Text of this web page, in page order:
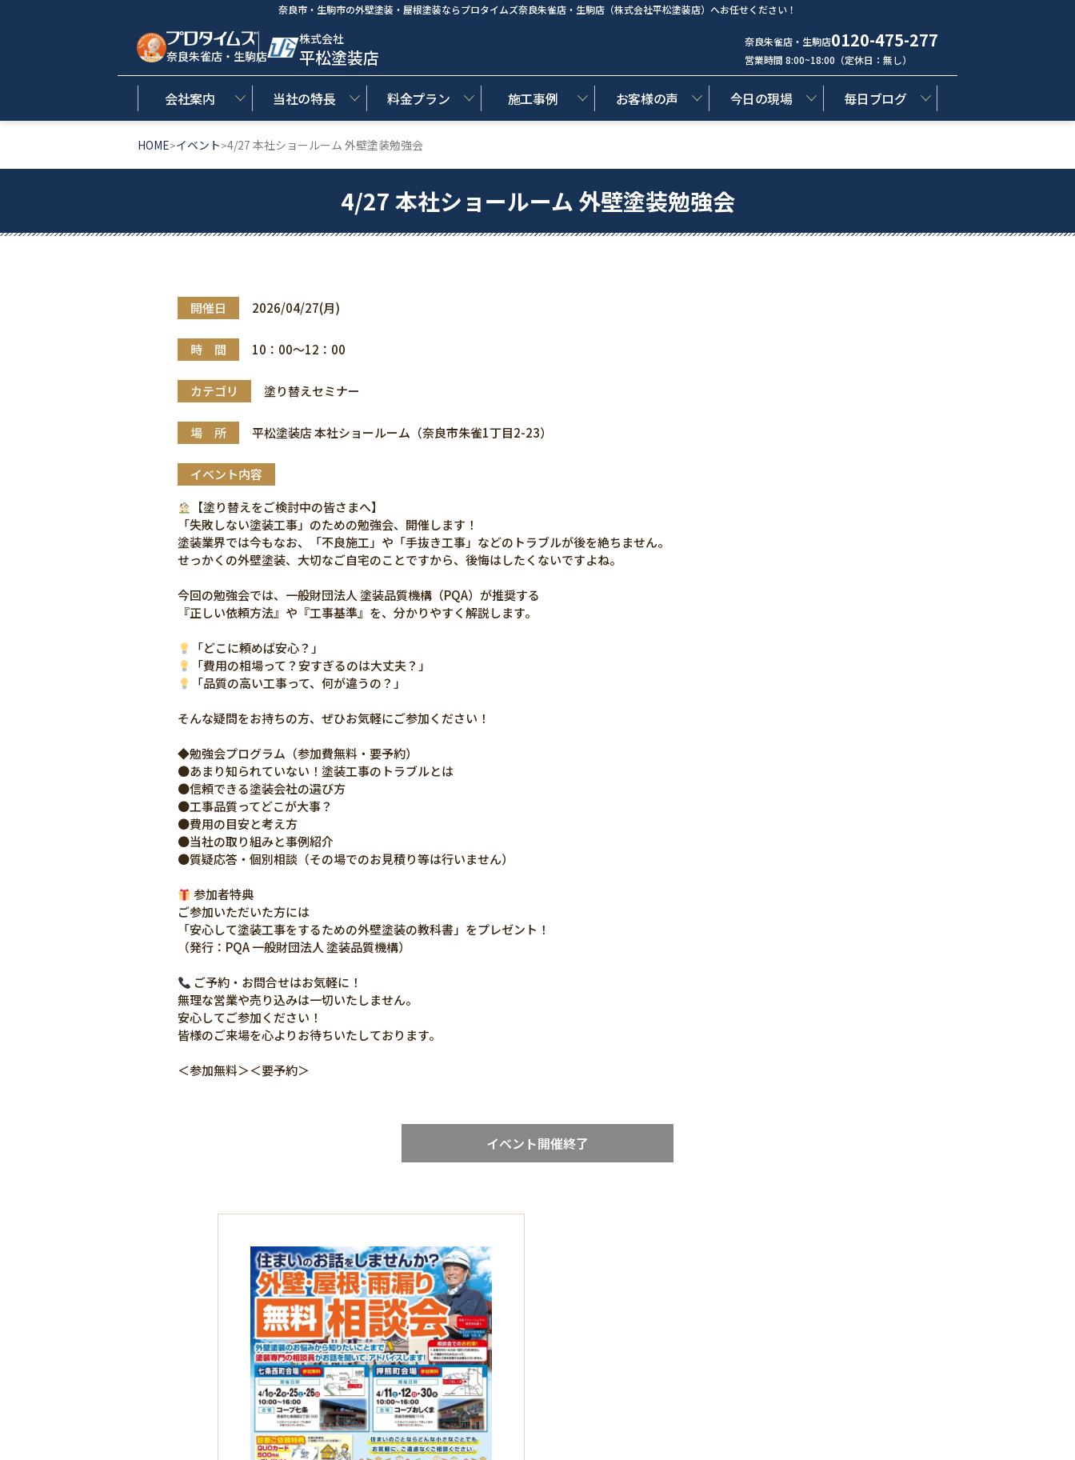
奈良市・生駒市の外壁塗装・屋根塗装ならプロタイムズ奈良朱雀店・生駒店（株式会社平松塗装店）へお任せください！
奈良朱雀店・生駒店
株式会社
平松塗装店
奈良朱雀店・生駒店0120-475-277
営業時間 8:00~18:00（定休日：無し）
会社案内 当社の特長 料金プラン 施工事例 お客様の声 今日の現場 毎日ブログ
HOME>イベント>4/27 本社ショールーム 外壁塗装勉強会
4/27 本社ショールーム 外壁塗装勉強会
開催日 2026/04/27(月)
時 間 10：00～12：00
カテゴリ 塗り替えセミナー
場 所 平松塗装店 本社ショールーム（奈良市朱雀1丁目2-23）
イベント内容
【塗り替えをご検討中の皆さまへ】
「失敗しない塗装工事」のための勉強会、開催します！
塗装業界では今もなお、「不良施工」や「手抜き工事」などのトラブルが後を絶ちません。
せっかくの外壁塗装、大切なご自宅のことですから、後悔はしたくないですよね。
今回の勉強会では、一般財団法人 塗装品質機構（PQA）が推奨する
『正しい依頼方法』や『工事基準』を、分かりやすく解説します。
「どこに頼めば安心？」
「費用の相場って？安すぎるのは大丈夫？」
「品質の高い工事って、何が違うの？」
そんな疑問をお持ちの方、ぜひお気軽にご参加ください！
◆勉強会プログラム（参加費無料・要予約）
●あまり知られていない！塗装工事のトラブルとは
●信頼できる塗装会社の選び方
●工事品質ってどこが大事？
●費用の目安と考え方
●当社の取り組みと事例紹介
●質疑応答・個別相談（その場でのお見積り等は行いません）
参加者特典
ご参加いただいた方には
「安心して塗装工事をするための外壁塗装の教科書」をプレゼント！
（発行：PQA 一般財団法人 塗装品質機構）
ご予約・お問合せはお気軽に！
無理な営業や売り込みは一切いたしません。
安心してご参加ください！
皆様のご来場を心よりお待ちいたしております。
＜参加無料＞＜要予約＞
イベント開催終了